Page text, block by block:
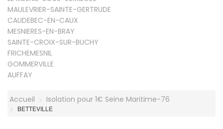
MAULEVRIER-SAINTE-GERTRUDE
CAUDEBEC-EN-CAUX
MESNIERES-EN-BRAY
SAINTE-CROIX-SUR-BUCHY
FRICHEMESNIL
GOMMERVILLE
AUFFAY
Accueil Isolation pour 1€ Seine Maritime-76
BETTEVILLE